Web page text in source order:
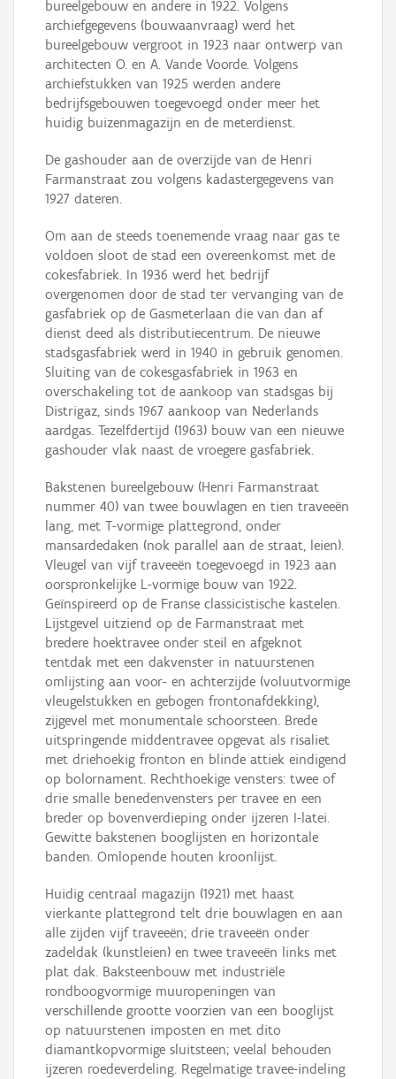
bureelgebouw en andere in 1922. Volgens
archiefgegevens (bouwaanvraag) werd het
bureelgebouw vergroot in 1923 naar ontwerp van
architecten O. en A. Vande Voorde. Volgens
archiefstukken van 1925 werden andere
bedrijfsgebouwen toegevoegd onder meer het
huidig buizenmagazijn en de meterdienst.
De gashouder aan de overzijde van de Henri
Farmanstraat zou volgens kadastergegevens van
1927 dateren.
Om aan de steeds toenemende vraag naar gas te
voldoen sloot de stad een overeenkomst met de
cokesfabriek. In 1936 werd het bedrijf
overgenomen door de stad ter vervanging van de
gasfabriek op de Gasmeterlaan die van dan af
dienst deed als distributiecentrum. De nieuwe
stadsgasfabriek werd in 1940 in gebruik genomen.
Sluiting van de cokesgasfabriek in 1963 en
overschakeling tot de aankoop van stadsgas bij
Distrigaz, sinds 1967 aankoop van Nederlands
aardgas. Tezelfdertijd (1963) bouw van een nieuwe
gashouder vlak naast de vroegere gasfabriek.
Bakstenen bureelgebouw (Henri Farmanstraat
nummer 40) van twee bouwlagen en tien traveeën
lang, met T-vormige plattegrond, onder
mansardedaken (nok parallel aan de straat, leien).
Vleugel van vijf traveeën toegevoegd in 1923 aan
oorspronkelijke L-vormige bouw van 1922.
Geïnspireerd op de Franse classicistische kastelen.
Lijstgevel uitziend op de Farmanstraat met
bredere hoektravee onder steil en afgeknot
tentdak met een dakvenster in natuurstenen
omlijsting aan voor- en achterzijde (voluutvormige
vleugelstukken en gebogen frontonafdekking),
zijgevel met monumentale schoorsteen. Brede
uitspringende middentravee opgevat als risaliet
met driehoekig fronton en blinde attiek eindigend
op bolornament. Rechthoekige vensters: twee of
drie smalle benedenvensters per travee en een
breder op bovenverdieping onder ijzeren I-latei.
Gewitte bakstenen booglijsten en horizontale
banden. Omlopende houten kroonlijst.
Huidig centraal magazijn (1921) met haast
vierkante plattegrond telt drie bouwlagen en aan
alle zijden vijf traveeën; drie traveeën onder
zadeldak (kunstleien) en twee traveeën links met
plat dak. Baksteenbouw met industriële
rondboogvormige muuropeningen van
verschillende grootte voorzien van een booglijst
op natuurstenen imposten en met dito
diamantkopvormige sluitsteen; veelal behouden
ijzeren roedeverdeling. Regelmatige travee-indeling